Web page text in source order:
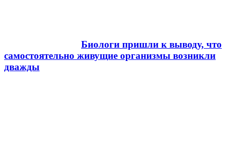
Биологи пришли к выводу, что
самостоятельно живущие организмы возникли
дважды